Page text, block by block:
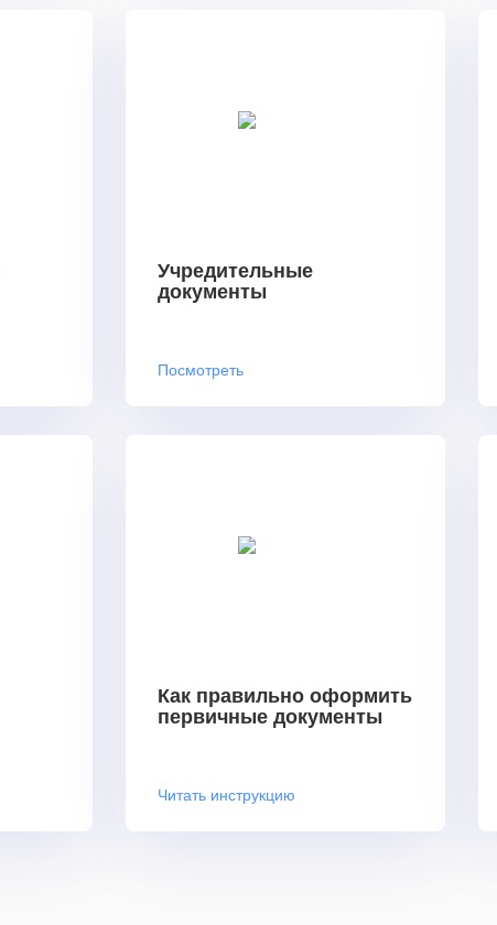
Учредительные
документы
Посмотреть
Как правильно оформить
первичные документы
Читать инструкцию